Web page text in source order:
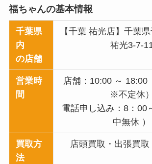
福ちゃんの基本情報
千葉県
内
の店舗
【千葉 祐光店】千葉
祐光3-7-
営業時
間
店舗：10:00 ～ 18:00
※不定休）
電話申し込み：8：00
中無休 ）
買取方
法
店頭買取・出張買取